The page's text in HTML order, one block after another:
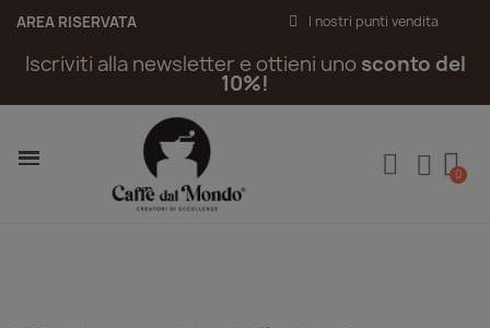
AREA RISERVATA I nostri punti vendita
Iscriviti alla newsletter e ottieni unosconto del
10%!